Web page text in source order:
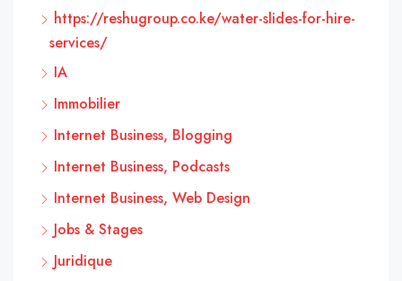
https://reshugroup.co.ke/water-slides-for-hire-
services/
IA
Immobilier
Internet Business, Blogging
Internet Business, Podcasts
Internet Business, Web Design
Jobs & Stages
Juridique